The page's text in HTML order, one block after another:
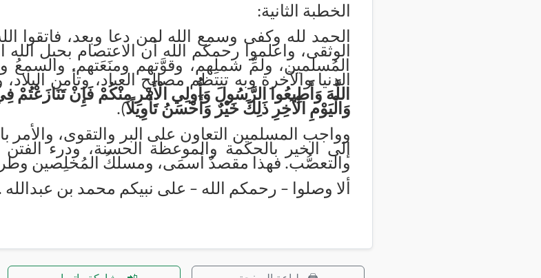
الخطبة الثانية:
الحمد لله وكفى وسمع الله لمن دعا وبعد، فاتقوا
الوثقى، واعلموا رحمكم الله أن الاعتصام بحبل
المُسلمين، ولمِّ شملِهم، وقوَّتهم ومنَعَتهم. والسمعُ
الدنيا والآخرة وبه تنتظم مصالح العباد، وتأمن
اللَّهَ وَأَطِيعُوا الرَّسُولَ وَأُولِي الْأَمْرِ مِنْكُمْ فَإِنْ
وَالْيَوْمِ الْآخِرِ ذَلِكَ خَيْرٌ وَأَحْسَنُ تَأْوِيلًا).
وواجب المسلمين التعاون على البر والتقوى،
إلى الخير بالحكمة والموعظة الحسنة، ودرء
والتعصُّب. فهذا مقصدٌ أسمَى، ومسلكُ المُخلِصين
ألا وصلوا – رحمكم الله – على نبيكم محمد بن عبدالله